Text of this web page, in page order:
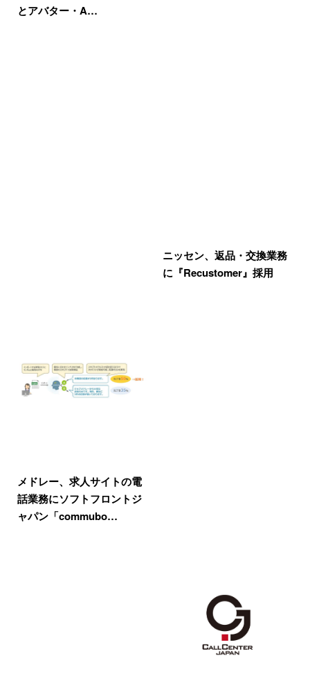
とアバター・A…
ニッセン、返品・交換業務
に『Recustomer』採用
メドレー、求人サイトの電
話業務にソフトフロントジ
ャパン「commubo…